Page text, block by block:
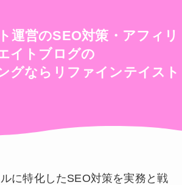
運営のSEO対策・アフィリ
イトブログの
グならリファインテイスト
に特化したSEO対策を実務と戦